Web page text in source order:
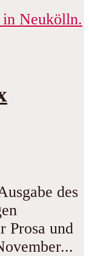
des
Prosa und